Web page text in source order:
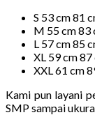
S 53 cm 81
M 55 cm 83
L 57 cm 85
XL 59 cm 87
XXL 61 cm
Kami pun layani
SMP sampai